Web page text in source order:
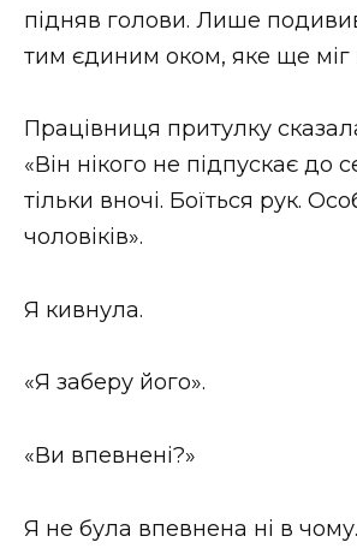
підняв голови. Лише
тим єдиним оком, яке ще міг
Працівниця притулку
«Він нікого не підпускає до
тільки вночі. Боїться рук.
чоловіків».
Я кивнула.
«Я заберу його».
«Ви впевнені?»
Я не була впевнена ні в чому.